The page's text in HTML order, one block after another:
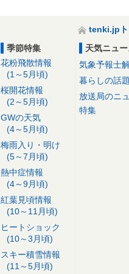
tenki.jpト
季節特集
花粉飛散情報
(1～5月頃)
桜開花情報
(2～5月頃)
GWの天気
(4～5月頃)
梅雨入り・明け
(5～7月頃)
熱中症情報
(4～9月頃)
紅葉見頃情報
(10～11月頃)
ヒートショック
(10～3月頃)
スキー積雪情報
(11～5月頃)
天気ニュー
気象予報士
暮らしの話題
放送局のニ
特集